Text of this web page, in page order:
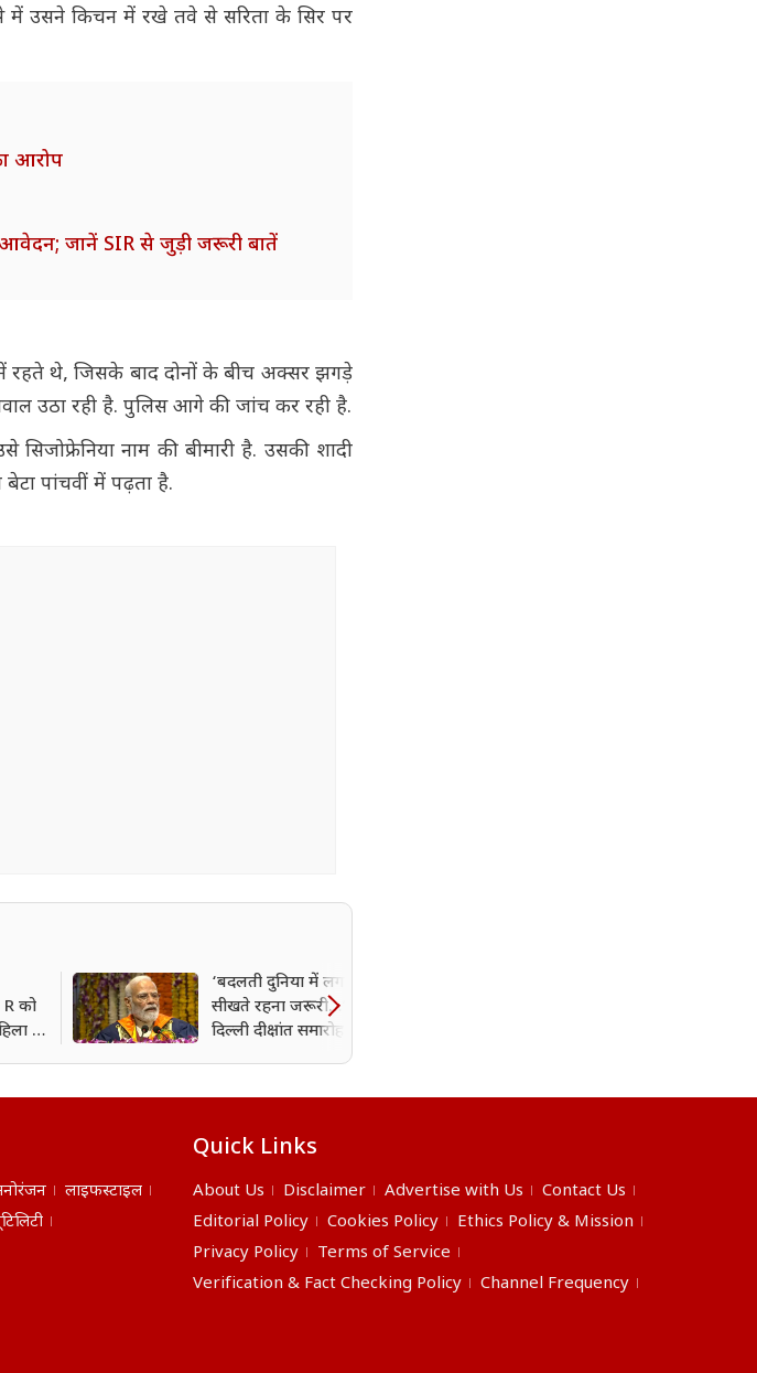
में उसने किचन में रखे तवे से सरिता के सिर पर
आरोप
जानें SIR से जुड़ी जरूरी बातें
रहते थे, जिसके बाद दोनों के बीच अक्सर झगड़े
उठा रही है. पुलिस आगे की जांच कर रही है.
नाम की बीमारी है. उसकी शादी
पांचवीं में पढ़ता है.
को
की
‘बदलती दुनिया में लगातार
सीखते रहना जरूरी…’ IIT
दिल्ली दीक्षांत समारोह में बोले
लाइफस्टाइल
Quick Links
About Us Disclaimer Advertise with Us
Contact Us
Editorial Policy
Cookies Policy
Ethics Policy & Mission
Privacy Policy
Terms of Service
Verification & Fact Checking Policy
Channel Frequency